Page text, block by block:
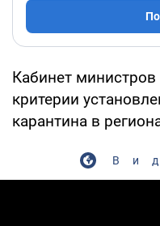
Кабинет
критерии
карантина в